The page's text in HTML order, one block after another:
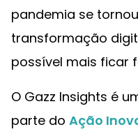
pandemia se
transformação
possível mais ficar
O Gazz Insights é
parte do Ação